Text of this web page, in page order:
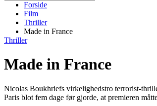
Forside
Film
Thriller
Made in France
Thriller
Made in France
Nicolas Boukhriefs virkelighedstro terrorist-
Paris blot fem dage før gjorde, at premieren